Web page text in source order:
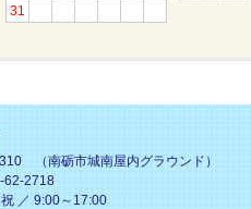
31
（南砺市城南屋内グラウンド）
62-2718
／ 9:00～17:00